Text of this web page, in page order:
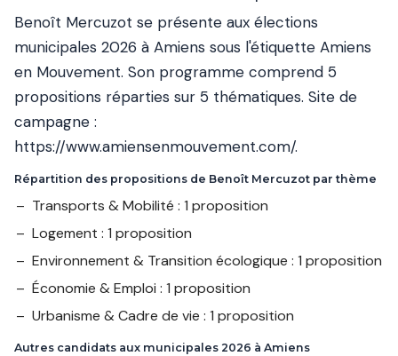
Benoît Mercuzot se présente aux élections
municipales 2026 à Amiens sous l'étiquette Amiens
en Mouvement. Son programme comprend 5
propositions réparties sur 5 thématiques. Site de
campagne :
https://www.amiensenmouvement.com/.
Répartition des propositions de Benoît Mercuzot par thème
Transports & Mobilité : 1 proposition
Logement : 1 proposition
Environnement & Transition écologique : 1 proposition
Économie & Emploi : 1 proposition
Urbanisme & Cadre de vie : 1 proposition
Autres candidats aux municipales 2026 à Amiens